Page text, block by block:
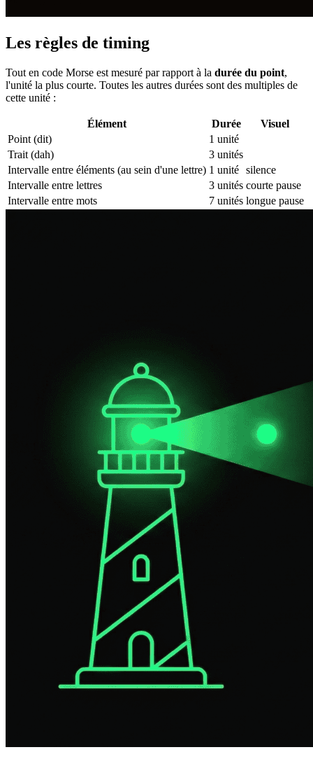
Les règles de timing
Tout en code Morse est mesuré par rapport à la durée du point,
l'unité la plus courte. Toutes les autres durées sont des multiples de
cette unité :
Élément Durée
Visuel
Point (dit)
1 unité
Trait (dah)
3 unités
Intervalle entre éléments (au sein d'une lettre) 1 unité silence
Intervalle entre lettres
3 unités courte pause
Intervalle entre mots
7 unités longue pause